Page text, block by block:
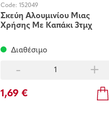
Code: 152049
Σκεύη Αλουμινίου Μιας
Χρήσης Με Καπάκι 3τμχ
Διαθέσιμο
- +
1,69 €